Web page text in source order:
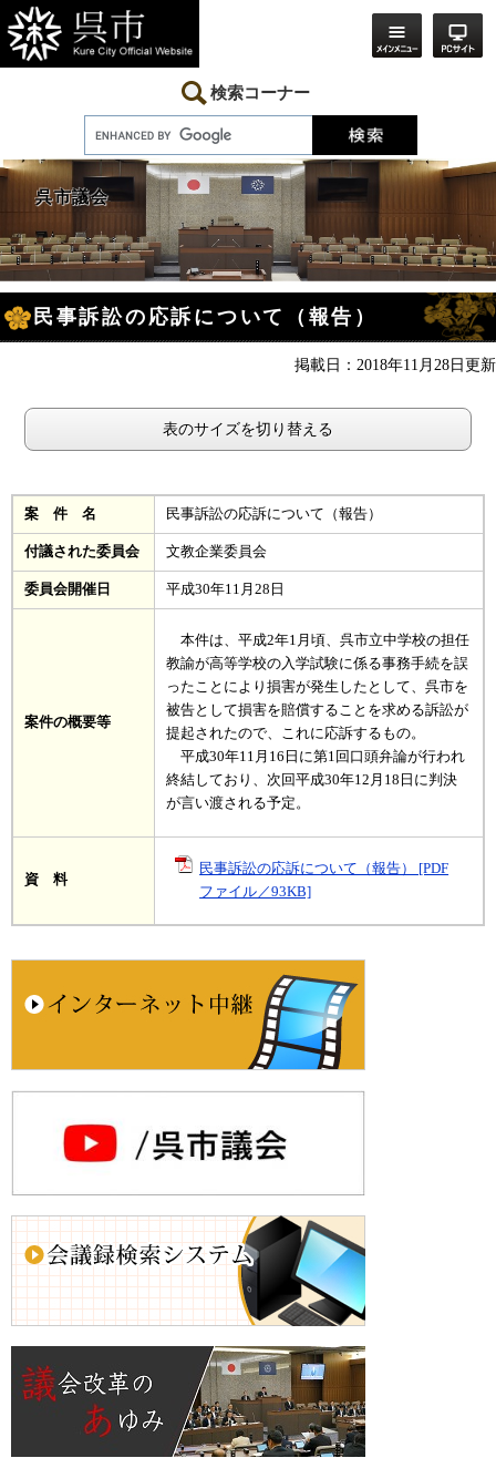
ー
ジ
の
ニ
ュ
ー
て
検索コーナー
呉市議会
文
民事訴訟の応訴について（報告）
掲載日：2018年11月28日更新
表のサイズを切り替える
案 件 名 民事訴訟の応訴について（報告）
付議された委員会 文教企業委員会
委員会開催日 平成30年11月28日
案件の概要等
本件は、平成2年1月頃、呉市立中学校の担任
教諭が高等学校の入学試験に係る事務手続を誤
ったことにより損害が発生したとして、呉市を
被告として損害を賠償することを求める訴訟が
提起されたので、これに応訴するもの。
平成30年11月16日に第1回口頭弁論が行われ
終結しており、次回平成30年12月18日に判決
が言い渡される予定。
資 料
民事訴訟の応訴について（報告） [PDF
ファイル／93KB]